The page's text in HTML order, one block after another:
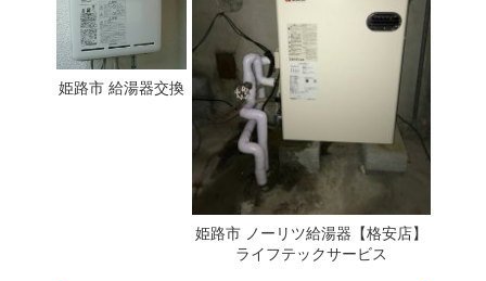
姫路市 給湯器交換
姫路市 ノーリツ給湯器【格安店】
ライフテックサービス